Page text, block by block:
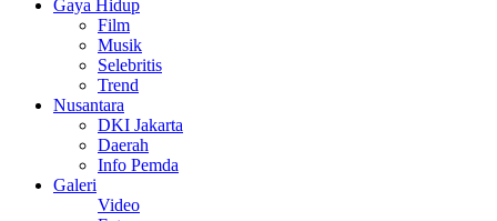
Gaya Hidup
Film
Musik
Selebritis
Trend
Nusantara
DKI Jakarta
Daerah
Info Pemda
Galeri
Video